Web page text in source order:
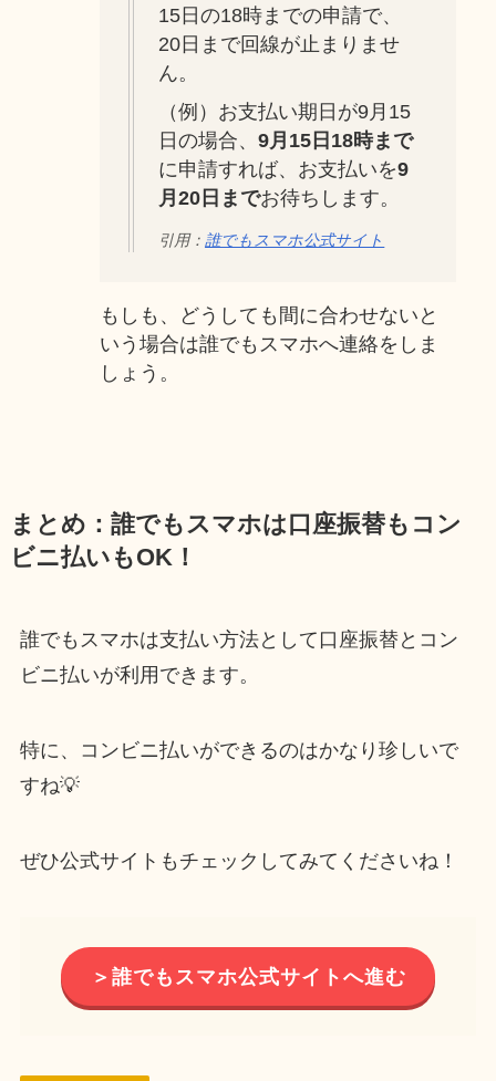
15日の18時までの申請で、
20日まで回線が止まりませ
ん。
（例）お支払い期日が9月15
日の場合、9月15日18時まで
に申請すれば、お支払いを9
月20日までお待ちします。
引用：誰でもスマホ公式サイト
もしも、どうしても間に合わせないと
いう場合は誰でもスマホへ連絡をしま
しょう。
まとめ：誰でもスマホは口座振替もコン
ビニ払いもOK！
誰でもスマホは支払い方法として口座振替とコン
ビニ払いが利用できます。
特に、コンビニ払いができるのはかなり珍しいで
すね💡
ぜひ公式サイトもチェックしてみてくださいね！
＞誰でもスマホ公式サイトへ進む